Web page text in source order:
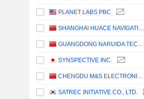
PLANET LABS PBC
SHANGHAI HUACE NAVIGATION TECHNOLOGY LTD
GUANGDONG NARUIDA TECHNOLOGY CO., LTD.
SYNSPECTIVE INC.
CHENGDU M&S ELECTRONICS TECHNOLOGY CO.,LTD.
SATREC INITIATIVE CO., LTD.